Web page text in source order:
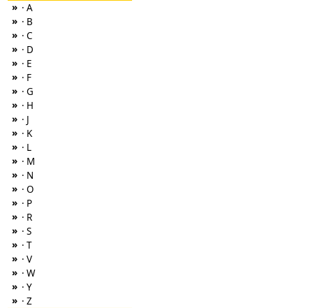
» · A
» · B
» · C
» · D
» · E
» · F
» · G
» · H
» · J
» · K
» · L
» · M
» · N
» · O
» · P
» · R
» · S
» · T
» · V
» · W
» · Y
» · Z